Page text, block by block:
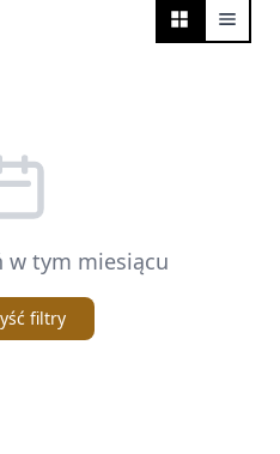
w tym miesiącu
filtry